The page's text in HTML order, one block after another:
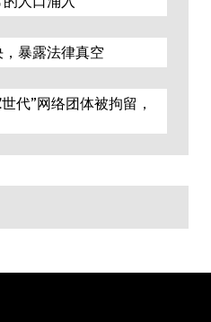
暴露法律真空
代”网络团体被拘留，